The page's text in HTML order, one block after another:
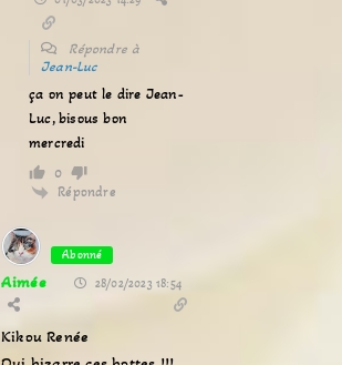
Répondre à
Jean-Luc
ça on peut le dire Jean-
Luc, bisous bon
mercredi
0
Répondre
Abonné
Aimée 28/02/2023 18:54
Kikou Renée